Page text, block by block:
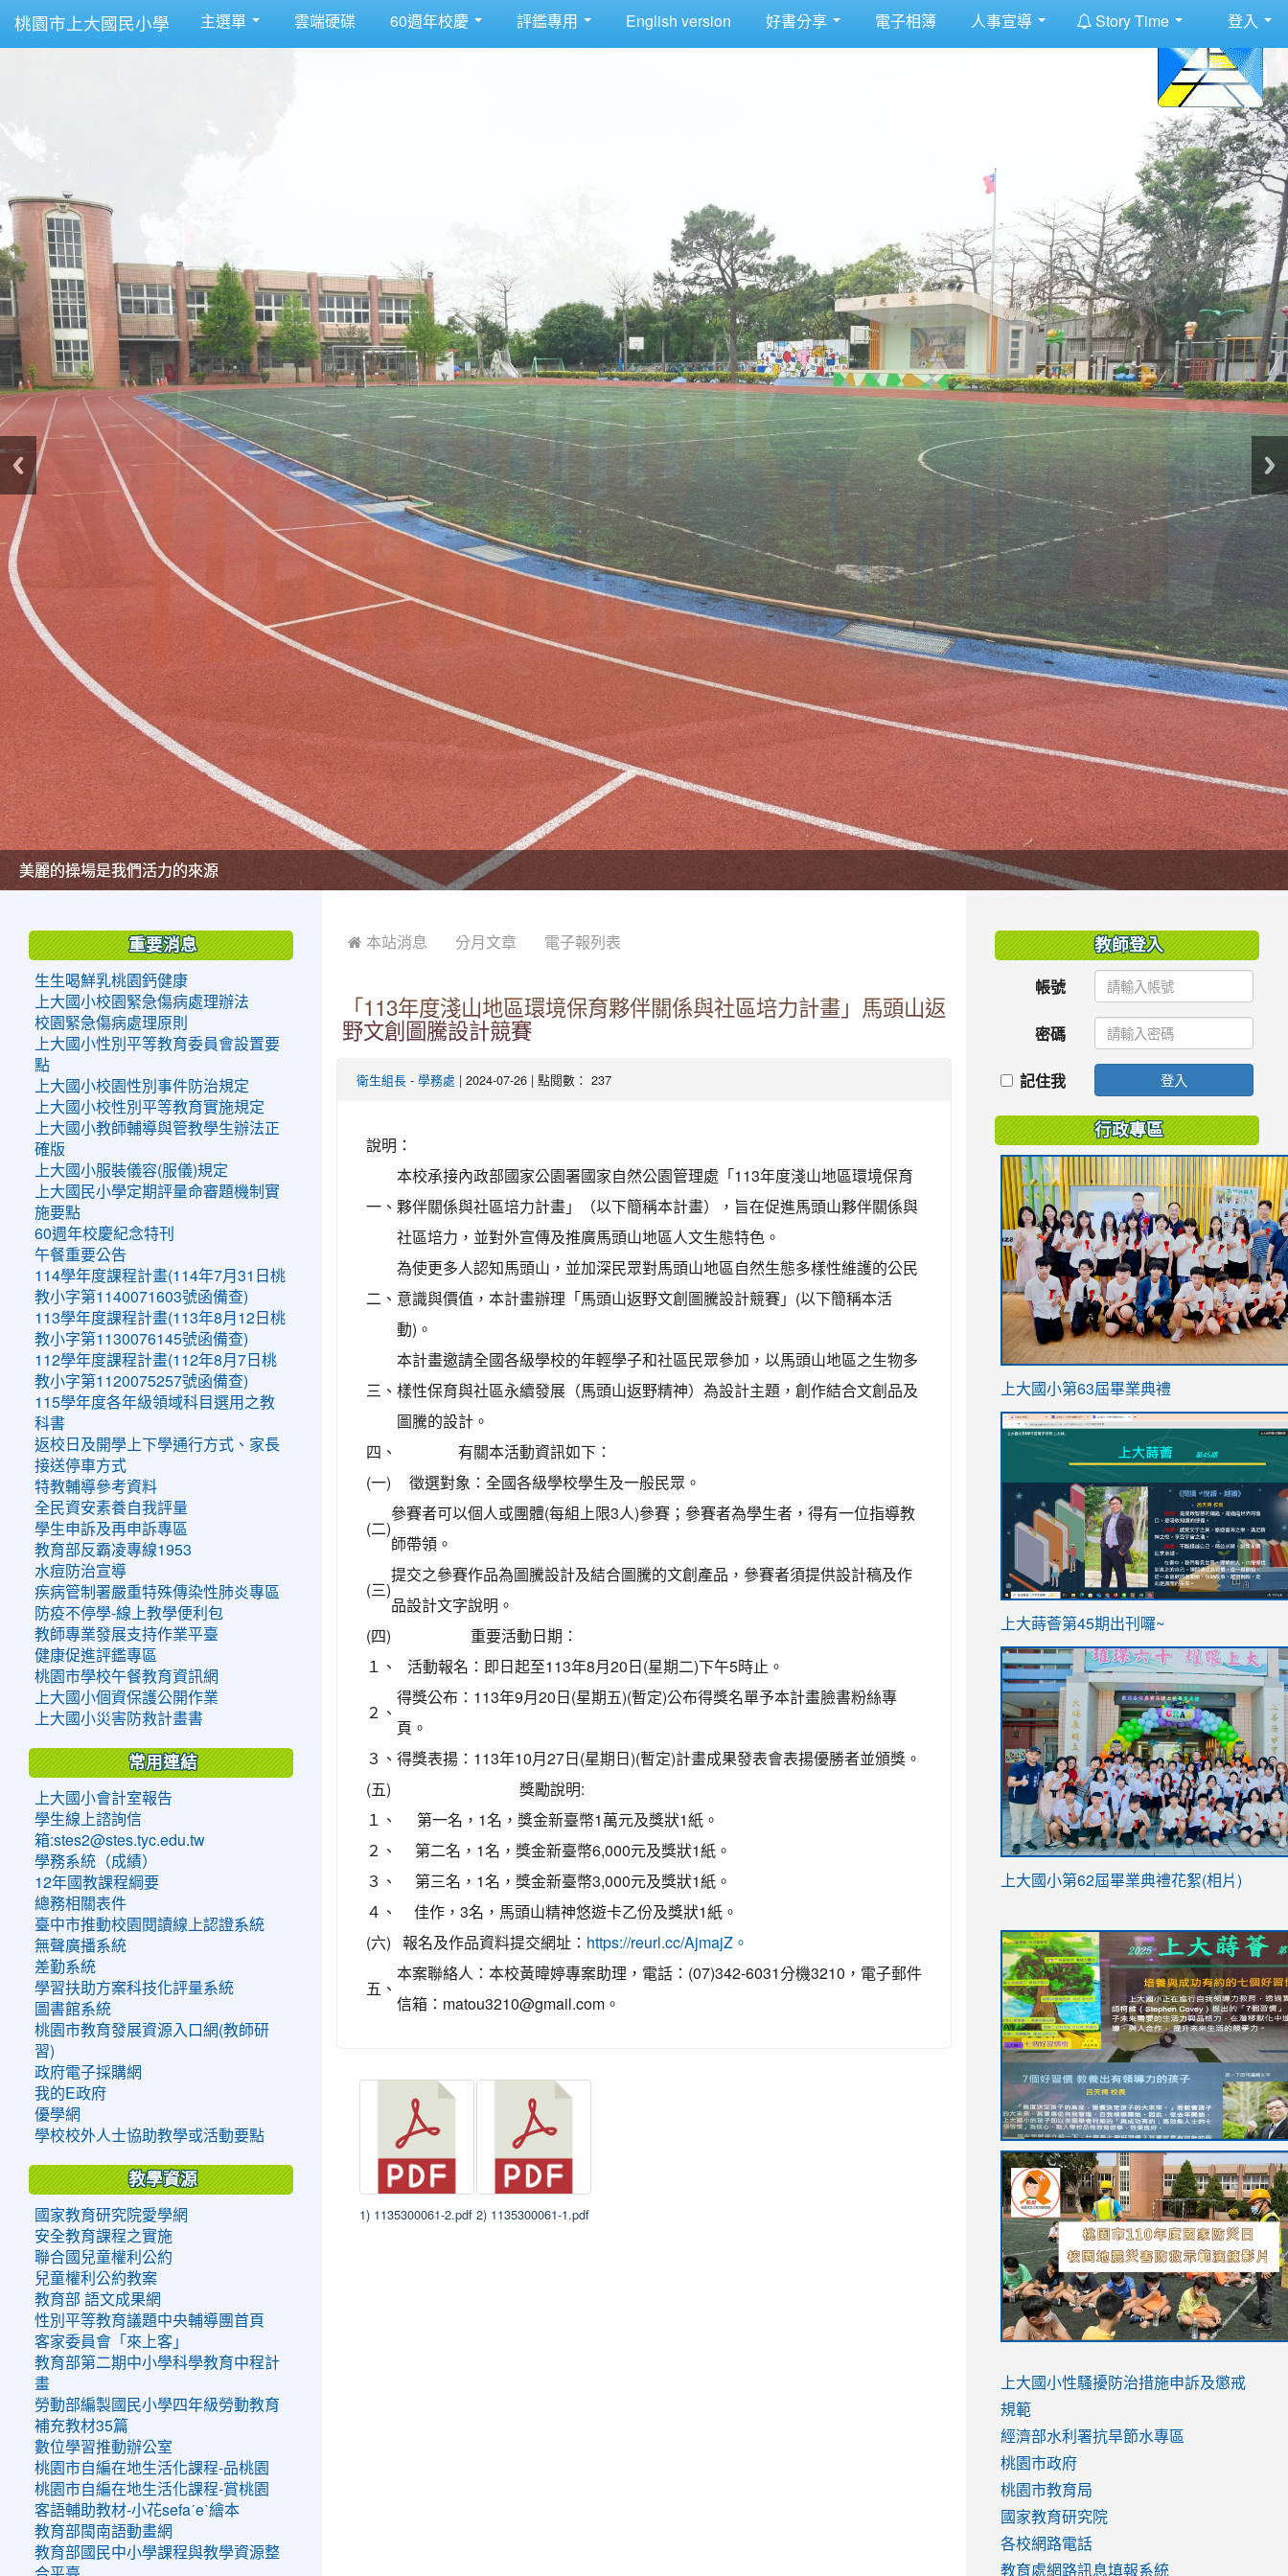
桃園市上大國民小學 主選單 雲端硬碟 60週年校慶 評鑑專用 English version 好書分享 電子相簿 人事宣導 Story Time 登入
美麗的操場是我們活力的來源
美麗的操場是我們活力的來源
煥然一新的小司令台
煥然一新的小司令台
富含桃園埤塘田園風光意象的中廊
富含桃園埤塘田園風光意象的中廊
嶄新的中庭廣場
嶄新的中庭廣場
水生池生生不息
水生池生生不息
 本站消息 分月文章 電子報列表
「113年度淺山地區環境保育夥伴關係與社區培力計畫」馬頭山返
野文創圖騰設計競賽
衛生組長 - 學務處 | 2024-07-26 | 點閱數： 237
說明：
一、
本校承接內政部國家公園署國家自然公園管理處「113年度淺山地區環境保育
夥伴關係與社區培力計畫」（以下簡稱本計畫），旨在促進馬頭山夥伴關係與
社區培力，並對外宣傳及推廣馬頭山地區人文生態特色。
二、
為使更多人認知馬頭山，並加深民眾對馬頭山地區自然生態多樣性維護的公民
意識與價值，本計畫辦理「馬頭山返野文創圖騰設計競賽」(以下簡稱本活
動)。
三、
本計畫邀請全國各級學校的年輕學子和社區民眾參加，以馬頭山地區之生物多
樣性保育與社區永續發展（馬頭山返野精神）為設計主題，創作結合文創品及
圖騰的設計。
四、
有關本活動資訊如下：
(一)
徵選對象：全國各級學校學生及一般民眾。
(二)
參賽者可以個人或團體(每組上限3人)參賽；參賽者為學生者，得有一位指導教
師帶領。
(三)
提交之參賽作品為圖騰設計及結合圖騰的文創產品，參賽者須提供設計稿及作
品設計文字說明。
(四)
重要活動日期：
１、
活動報名：即日起至113年8月20日(星期二)下午5時止。
２、
得獎公布：113年9月20日(星期五)(暫定)公布得獎名單予本計畫臉書粉絲專
頁。
３、 得獎表揚：113年10月27日(星期日)(暫定)計畫成果發表會表揚優勝者並頒獎。
(五)
獎勵說明:
１、
第一名，1名，獎金新臺幣1萬元及獎狀1紙。
２、
第二名，1名，獎金新臺幣6,000元及獎狀1紙。
３、
第三名，1名，獎金新臺幣3,000元及獎狀1紙。
４、
佳作，3名，馬頭山精神悠遊卡乙份及獎狀1紙。
(六) 報名及作品資料提交網址： https://reurl.cc/AjmajZ。
五、
本案聯絡人：本校黃暐婷專案助理，電話：(07)342-6031分機3210，電子郵件
信箱：matou3210@gmail.com。
1) 1135300061-2.pdf 2) 1135300061-1.pdf
重要消息
生生喝鮮乳桃園鈣健康
上大國小校園緊急傷病處理辦法
校園緊急傷病處理原則
上大國小性別平等教育委員會設置要
點
上大國小校園性別事件防治規定
上大國小校性別平等教育實施規定
上大國小教師輔導與管教學生辦法正
確版
上大國小服裝儀容(服儀)規定
上大國民小學定期評量命審題機制實
施要點
60週年校慶紀念特刊
午餐重要公告
114學年度課程計畫(114年7月31日桃
教小字第1140071603號函備查)
113學年度課程計畫(113年8月12日桃
教小字第1130076145號函備查)
112學年度課程計畫(112年8月7日桃
教小字第1120075257號函備查)
115學年度各年級領域科目選用之教
科書
返校日及開學上下學通行方式、家長
接送停車方式
特教輔導參考資料
全民資安素養自我評量
學生申訴及再申訴專區
教育部反霸凌專線1953
水痘防治宣導
疾病管制署嚴重特殊傳染性肺炎專區
防疫不停學-線上教學便利包
教師專業發展支持作業平臺
健康促進評鑑專區
桃園市學校午餐教育資訊網
上大國小個資保護公開作業
上大國小災害防救計畫書
常用連結
上大國小會計室報告
學生線上諮詢信
箱:stes2@stes.tyc.edu.tw
學務系統（成績）
12年國教課程綱要
總務相關表件
臺中市推動校園閱讀線上認證系統
無聲廣播系統
差勤系統
學習扶助方案科技化評量系統
圖書館系統
桃園市教育發展資源入口網(教師研
習)
政府電子採購網
我的E政府
優學網
學校校外人士協助教學或活動要點
教學資源
國家教育研究院愛學網
安全教育課程之實施
聯合國兒童權利公約
兒童權利公約教案
教育部 語文成果網
性別平等教育議題中央輔導團首頁
客家委員會「來上客」
教育部第二期中小學科學教育中程計
畫
勞動部編製國民小學四年級勞動教育
補充教材35篇
數位學習推動辦公室
桃園市自編在地生活化課程-品桃園
桃園市自編在地生活化課程-賞桃園
客語輔助教材-小花sefaˊeˋ繪本
教育部閩南語動畫網
教育部國民中小學課程與教學資源整
教師登入
帳號
密碼
記住我 登入
行政專區
link
https://sites.google.com/stes.tyc.edu.tw/
上大國小第63屆畢業典禮
link
ink
https://sites.google.com/stes.tyc.edu.tw/
link
https://sites.google.com/stes.tyc.edu.tw/
上大蒔薈第45期出刊囉~
link
YfDQppRvyMk686kIw6SBbssEIZ6WnT/
usp=sharing
上大國小第62屆畢業典禮花絮(相片)
to
https://drive.google.com/file/d/1I-
YfDQppRvyMk686kIw6SBbssEIZ6WnT/
usp=sharing
to
https://sites.google.com/stes.tyc.edu.tw/
link
to
https://sites.google.com/stes.tyc.edu.tw/
link
to
https://drive.google.com/file/d/
usp=sharing
link
to
https://youtu.be/jJOMVWY3-
8M
link
to
https://drive.google.com/file/d/
usp=sharing
to
https://www.youtube.com/watch?
v=hC_gdZndU9s
to
https://www.youtube.com/watch?
v=hC_gdZndU9s
link
to
https://www.youtube.com/watch?
v=mfpNykQ0g4M
上大國小性騷擾防治措施申訴及懲戒
規範
經濟部水利署抗旱節水專區
桃園市政府
桃園市教育局
國家教育研究院
各校網路電話
教育處網路訊息填報系統